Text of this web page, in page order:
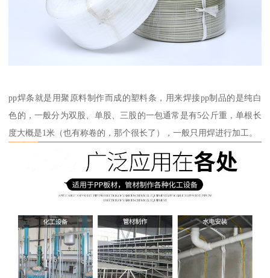
pp焊条就是用聚原料制作而成的塑料条，用来焊接pp制品的是纯白
色的，一般分为双股、单股、三股的一包通常是有5公斤重，单根长
度大概是1米（也有称卷的，那个很长了），一般只用焊进行加工。